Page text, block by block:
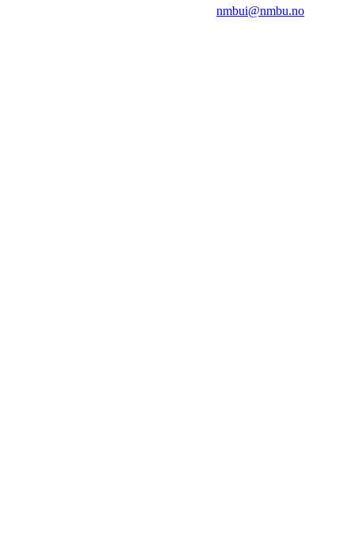
nmbui@nmbu.no